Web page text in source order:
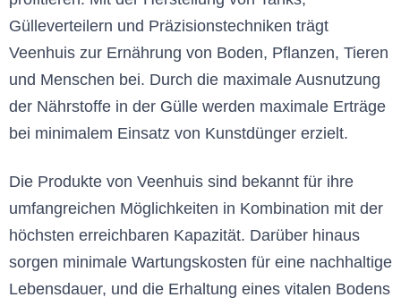
Gülleverteilern und Präzisionstechniken trägt
Veenhuis zur Ernährung von Boden, Pflanzen, Tieren
und Menschen bei. Durch die maximale Ausnutzung
der Nährstoffe in der Gülle werden maximale Erträge
bei minimalem Einsatz von Kunstdünger erzielt.
Die Produkte von Veenhuis sind bekannt für ihre
umfangreichen Möglichkeiten in Kombination mit der
höchsten erreichbaren Kapazität. Darüber hinaus
sorgen minimale Wartungskosten für eine nachhaltige
Lebensdauer, und die Erhaltung eines vitalen Bodens